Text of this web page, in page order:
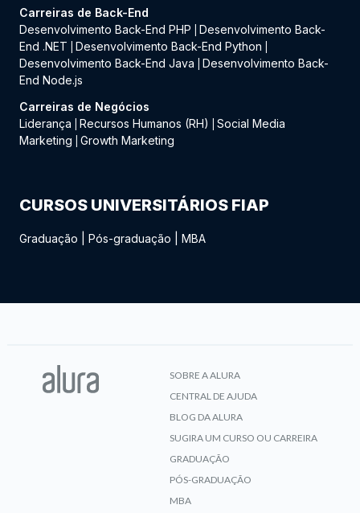
Carreiras de Back-End
Desenvolvimento Back-End PHP
Desenvolvimento Back-
End .NET
Desenvolvimento Back-End Python
Desenvolvimento Back-End Java
Desenvolvimento Back-
End Node.js
Carreiras de Negócios
Liderança
Recursos Humanos (RH)
Social Media
Marketing
Growth Marketing
CURSOS UNIVERSITÁRIOS FIAP
Graduação Pós-graduação MBA
SOBRE A ALURA
CENTRAL DE AJUDA
BLOG DA ALURA
SUGIRA UM CURSO OU CARREIRA
GRADUAÇÃO
PÓS-GRADUAÇÃO
MBA